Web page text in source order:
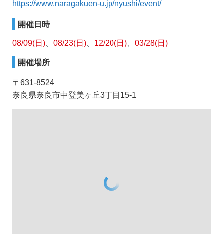
https://www.naragakuen-u.jp/nyushi/event/
開催日時
08/09(日) 08/23(日) 12/20(日) 03/28(日)
開催場所
〒631-8524
奈良県奈良市中登美ヶ丘3丁目15‐1